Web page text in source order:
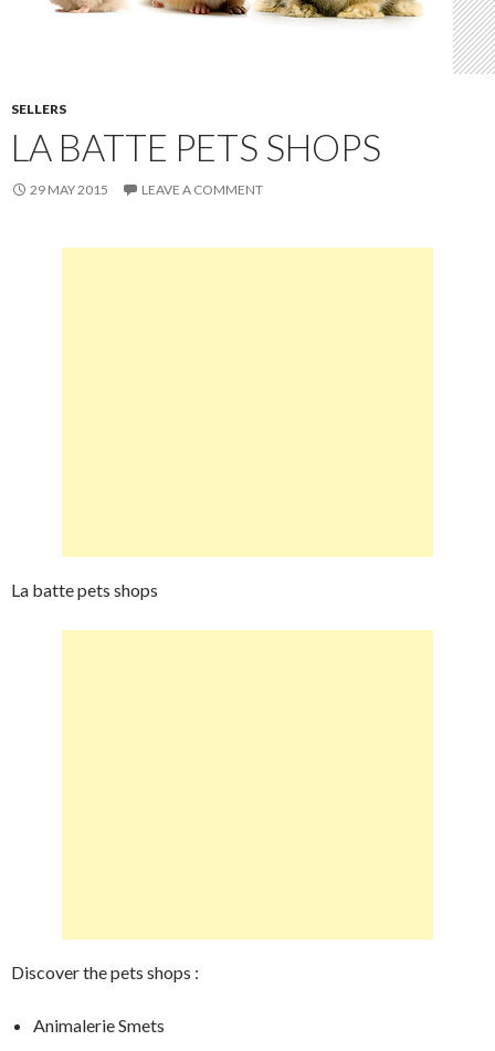
SELLERS
LA BATTE PETS SHOPS
29 MAY 2015 LEAVE A COMMENT
La batte pets shops
Discover the pets shops :
Animalerie Smets